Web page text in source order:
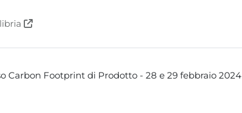
Carbon Footprint di Prodotto - 28 e 29 febbraio 2024